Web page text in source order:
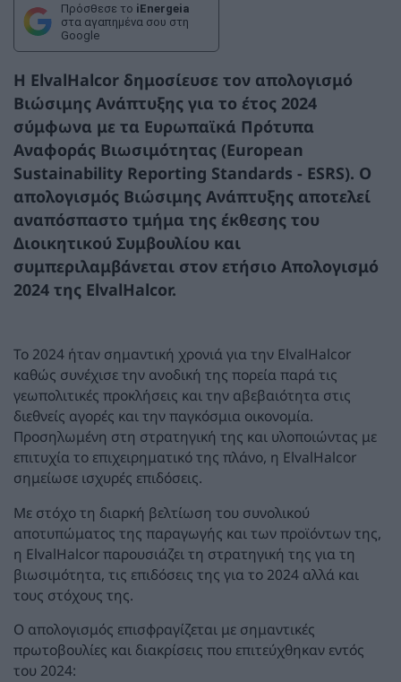
Πρόσθεσε το iEnergeia
στα αγαπημένα σου στη
Google
H ElvalHalcor δημοσίευσε τον απολογισμό
Βιώσιμης Ανάπτυξης για το έτος 2024
σύμφωνα με τα Ευρωπαϊκά Πρότυπα
Αναφοράς Βιωσιμότητας (European
Sustainability Reporting Standards - ESRS). Ο
απολογισμός Βιώσιμης Ανάπτυξης αποτελεί
αναπόσπαστο τμήμα της έκθεσης του
Διοικητικού Συμβουλίου και
συμπεριλαμβάνεται στον ετήσιο Απολογισμό
2024 της ElvalHalcor.
Το 2024 ήταν σημαντική χρονιά για την ElvalHalcor
καθώς συνέχισε την ανοδική της πορεία παρά τις
γεωπολιτικές προκλήσεις και την αβεβαιότητα στις
διεθνείς αγορές και την παγκόσμια οικονομία.
Προσηλωμένη στη στρατηγική της και υλοποιώντας με
επιτυχία το επιχειρηματικό της πλάνο, η ElvalHalcor
σημείωσε ισχυρές επιδόσεις.
Με στόχο τη διαρκή βελτίωση του συνολικού
αποτυπώματος της παραγωγής και των προϊόντων της,
η ElvalHalcor παρουσιάζει τη στρατηγική της για τη
βιωσιμότητα, τις επιδόσεις της για το 2024 αλλά και
τους στόχους της.
Ο απολογισμός επισφραγίζεται με σημαντικές
πρωτοβουλίες και διακρίσεις που επιτεύχθηκαν εντός
του 2024: